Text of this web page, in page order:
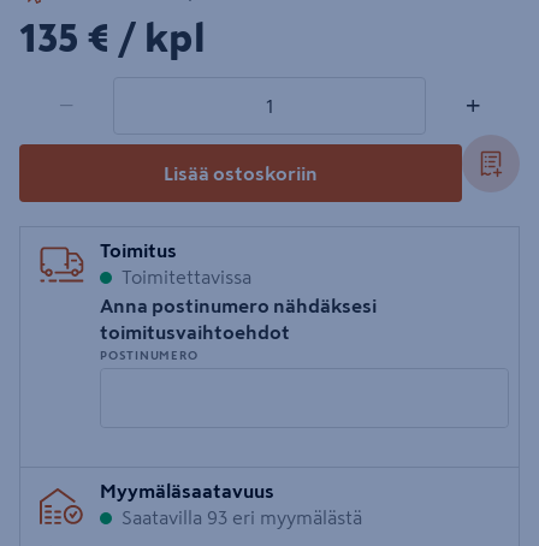
135€/kpl
135 € / kpl
− +
Lisää ostoskoriin
Toimitus
Toimitettavissa
Anna postinumero nähdäksesi
toimitusvaihtoehdot
POSTINUMERO
postinumero
Myymäläsaatavuus
Saatavilla 93 eri myymälästä